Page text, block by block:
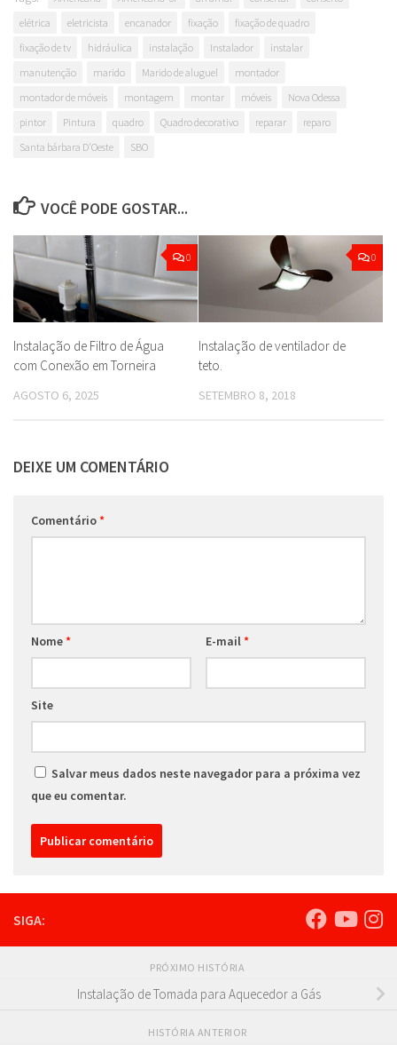
elétrica
eletricista encanador fixação
fixação de quadro
fixação de tv
hidráulica instalação Instalador
instalar
manutenção
marido Marido de aluguel
montador
montador de móveis
montagem montar móveis
Nova Odessa
pintor
Pintura quadro Quadro decorativo reparar
reparo
Santa bárbara D'Oeste
SBO
VOCÊ PODE GOSTAR...
0
Instalação de Filtro de Água
com Conexão em Torneira
AGOSTO 6, 2025
0
Instalação de ventilador de
teto.
SETEMBRO 8, 2018
DEIXE UM COMENTÁRIO
Comentário*
Nome* E-mail *
Site
Salvar meus dados neste navegador para a próxima vez
que eu comentar.
SIGA:
PRÓXIMO HISTÓRIA
Instalação de Tomada para Aquecedor a Gás
HISTÓRIA ANTERIOR